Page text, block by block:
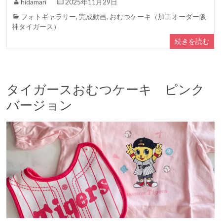
フォトギャラリー, 完成動画, おむつケーキ（加工オーダー阪
神タイガース）
続きを読む
タイガースおむつケーキ ピンク
バージョン